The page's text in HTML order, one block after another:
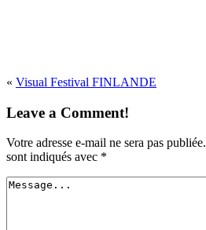
« Visual Festival FINLANDE
Leave a Comment!
Votre adresse e-mail ne sera pas publiée.
sont indiqués avec *